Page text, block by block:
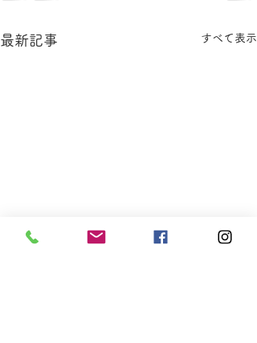
最新記事 すべて表示